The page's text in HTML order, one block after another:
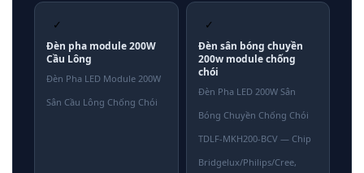
✓
Đèn pha module 200W
Cầu Lông
Đèn Pha LED Module 200W
Sân Cầu Lông Chống Chói
✓
Đèn sân bóng chuyền
200w module chống
chói
Đèn Pha LED 200W Sân
Bóng Chuyền Chống Chói
TDLF-MKH200-BCV — Chip
Bridgelux/Philips/Cree,